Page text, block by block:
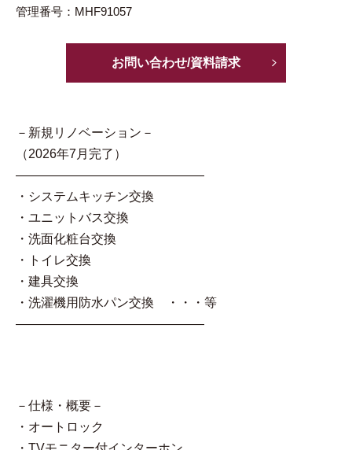
管理番号：MHF91057
お問い合わせ/資料請求
－新規リノベーション－
（2026年7月完了）
―――――――――――――――
・システムキッチン交換
・ユニットバス交換
・洗面化粧台交換
・トイレ交換
・建具交換
・洗濯機用防水パン交換 ・・・等
―――――――――――――――
－仕様・概要－
・オートロック